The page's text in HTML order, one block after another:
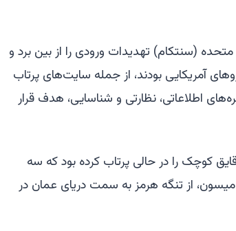
(سنتکام) تهدیدات ورودی را از بین برد و
آمریکایی بودند، از جمله سایت‌های پرتاب
اطلاعاتی، نظارتی و شناسایی، هدف قرار
کوچک را در حالی پرتاب کرده بود که سه
میسون، از تنگه هرمز به سمت دریای عمان در